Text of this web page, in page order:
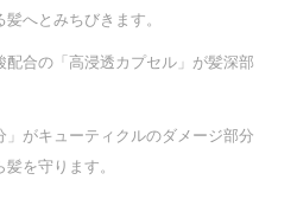
へとみちびきます。
配合の「高浸透カプセル」が髪深部
」がキューティクルのダメージ部分
を守ります。